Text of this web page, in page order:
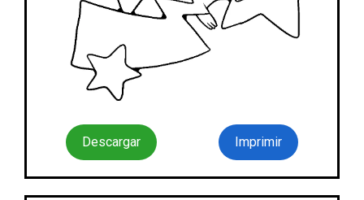
Descargar Imprimir